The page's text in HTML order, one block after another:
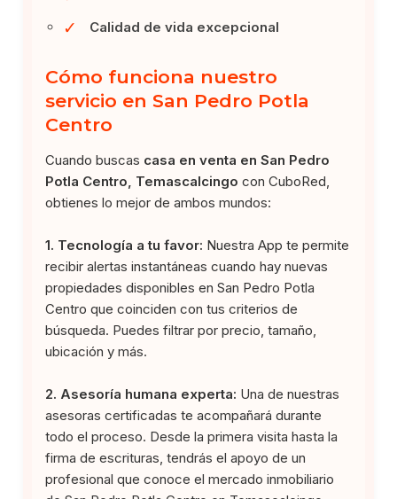
✓ Calidad de vida excepcional
Cómo funciona nuestro
servicio en San Pedro Potla
Centro
Cuando buscas casa en venta en San Pedro
Potla Centro, Temascalcingo con CuboRed,
obtienes lo mejor de ambos mundos:
1. Tecnología a tu favor: Nuestra App te permite
recibir alertas instantáneas cuando hay nuevas
propiedades disponibles en San Pedro Potla
Centro que coinciden con tus criterios de
búsqueda. Puedes filtrar por precio, tamaño,
ubicación y más.
2. Asesoría humana experta: Una de nuestras
asesoras certificadas te acompañará durante
todo el proceso. Desde la primera visita hasta la
firma de escrituras, tendrás el apoyo de un
profesional que conoce el mercado inmobiliario